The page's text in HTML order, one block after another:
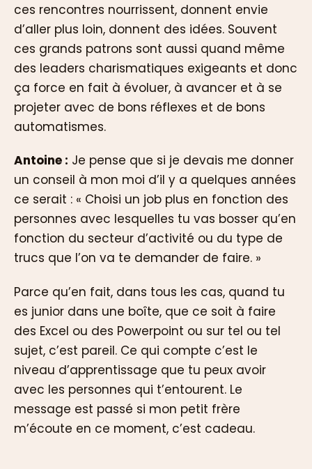
ces rencontres nourrissent, donnent envie
d’aller plus loin, donnent des idées. Souvent
ces grands patrons sont aussi quand même
des leaders charismatiques exigeants et donc
ça force en fait à évoluer, à avancer et à se
projeter avec de bons réflexes et de bons
automatismes.
Antoine : Je pense que si je devais me donner
un conseil à mon moi d’il y a quelques années
ce serait : « Choisi un job plus en fonction des
personnes avec lesquelles tu vas bosser qu’en
fonction du secteur d’activité ou du type de
trucs que l’on va te demander de faire. »
Parce qu’en fait, dans tous les cas, quand tu
es junior dans une boîte, que ce soit à faire
des Excel ou des Powerpoint ou sur tel ou tel
sujet, c’est pareil. Ce qui compte c’est le
niveau d’apprentissage que tu peux avoir
avec les personnes qui t’entourent. Le
message est passé si mon petit frère
m’écoute en ce moment, c’est cadeau.